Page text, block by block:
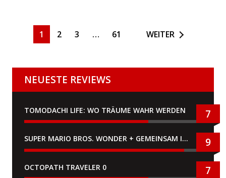
1 2 3 … 61 WEITER
NEUESTE REVIEWS
TOMODACHI LIFE: WO TRÄUME WAHR WERDEN 7
SUPER MARIO BROS. WONDER + GEMEINSAM IM BELLABEL-PARK 9
OCTOPATH TRAVELER 0 7